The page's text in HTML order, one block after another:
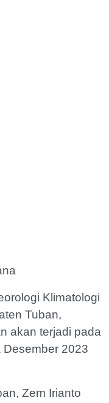
Klimatologi
Tuban,
akan terjadi pada
2023
Zem Irianto